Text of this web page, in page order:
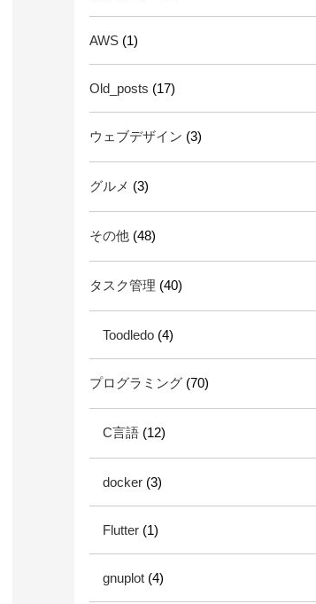
AWS (1)
Old_posts (17)
ウェブデザイン (3)
グルメ (3)
その他 (48)
タスク管理 (40)
Toodledo (4)
プログラミング (70)
C言語 (12)
docker (3)
Flutter (1)
gnuplot (4)